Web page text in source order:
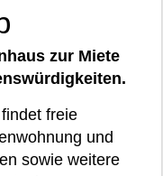
zur Miete
freie
und
sowie weitere